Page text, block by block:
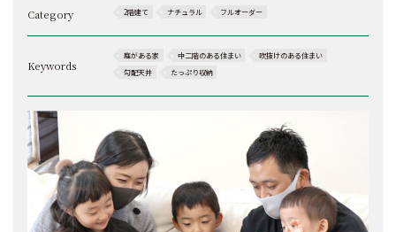
Category 2階建て ナチュラル フルオーダー
Keywords
庭がある家 中二階のある住まい
吹抜けのある住まい
勾配天井
たっぷり収納